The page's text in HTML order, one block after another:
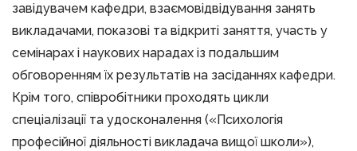
завідувачем кафедри, взаємовідвідування занять
викладачами, показові та відкриті заняття, участь у
семінарах і наукових нарадах із подальшим
обговоренням їх результатів на засіданнях кафедри.
Крім того, співробітники проходять цикли
спеціалізації та удосконалення («Психологія
професійної діяльності викладача вищої школи»),